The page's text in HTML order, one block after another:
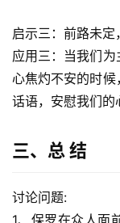
启示三：前路未定
应用三：当我们
心焦灼不安的时
话语，安慰我们的
三、总 结
讨论问题: